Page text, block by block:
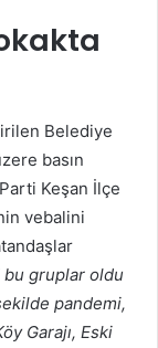
Belediye
basın
Keşan İlçe
vebalini
bu gruplar oldu
pandemi,
Garajı, Eski